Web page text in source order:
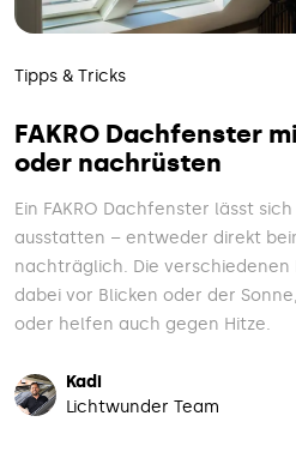
Tipps & Tricks
FAKRO Dachfenster
oder nachrüsten
Ein FAKRO Dachfenster lässt
ausstatten – entweder direkt
nachträglich. Die verschiedenen
dabei vor Blicken oder der
oder helfen auch gegen Hitze.
Kadi
Lichtwunder Team